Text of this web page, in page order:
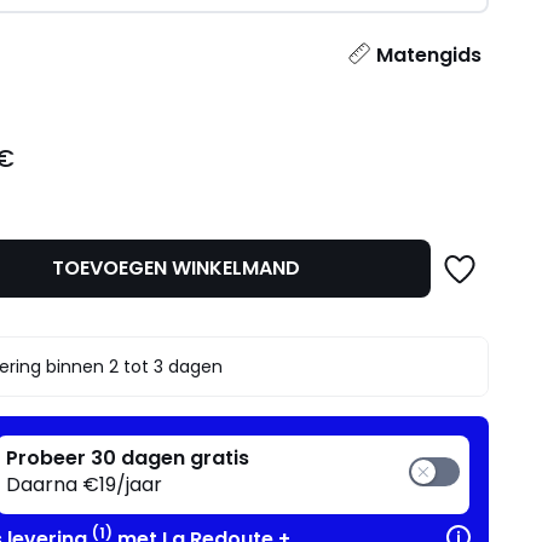
Matengids
TOEVOEGEN WINKELMAND
binnen 2 tot 3 dagen
Probeer 30 dagen gratis
Daarna €19/jaar
(1)